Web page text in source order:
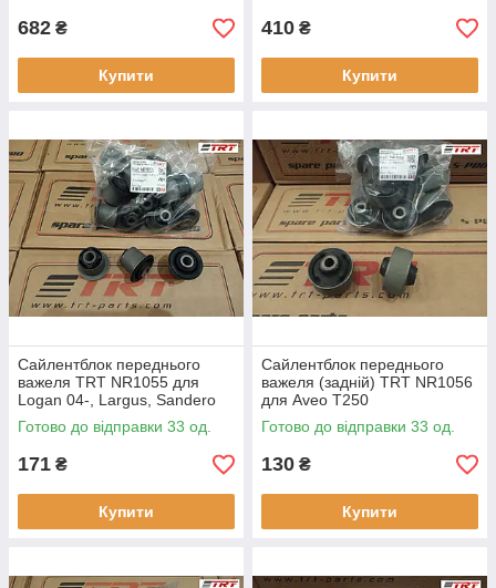
682 ₴
Купити
410 ₴
Купити
Сайлентблок переднього
важеля TRT NR1055 для
Logan 04-, Largus, Sandero
08-, Almera g15ra 12-,
Megane 02-, Scenic 03-
Готово до відправки 33 од.
171 ₴
Купити
Сайлентблок переднього
важеля (задній) TRT NR1056
для Aveo T250
Готово до відправки 33 од.
130 ₴
Купити